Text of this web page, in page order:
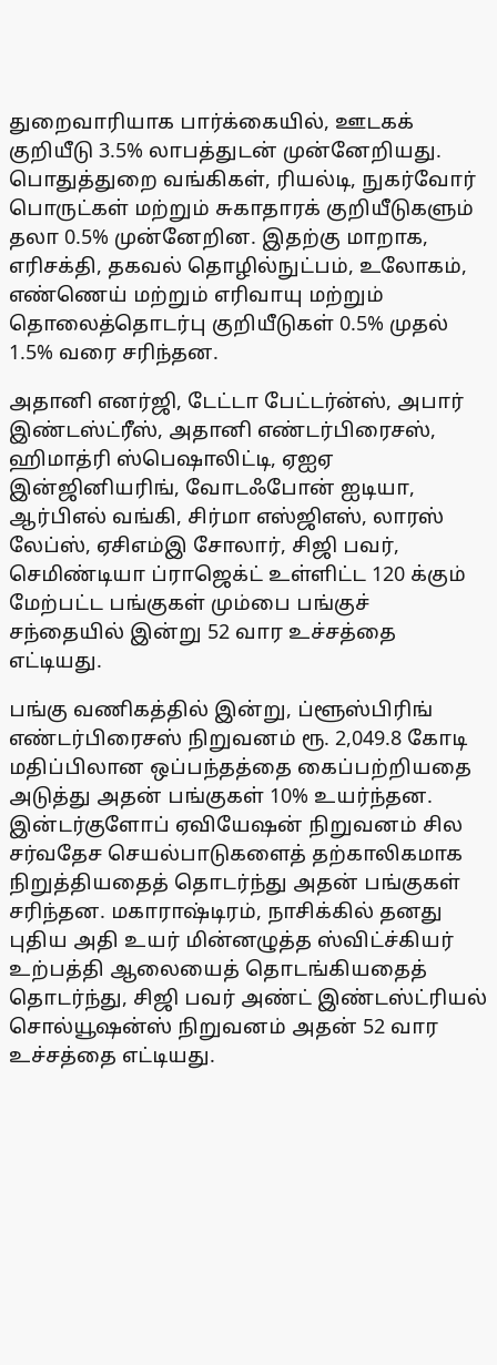
துறைவாரியாக பார்க்கையில், ஊடகக்
குறியீடு 3.5% லாபத்துடன் முன்னேறியது.
பொதுத்துறை வங்கிகள், ரியல்டி, நுகர்வோர்
பொருட்கள் மற்றும் சுகாதாரக் குறியீடுகளும்
தலா 0.5% முன்னேறின. இதற்கு மாறாக,
எரிசக்தி, தகவல் தொழில்நுட்பம், உலோகம்,
எண்ணெய் மற்றும் எரிவாயு மற்றும்
தொலைத்தொடர்பு குறியீடுகள் 0.5% முதல்
1.5% வரை சரிந்தன.
அதானி எனர்ஜி, டேட்டா பேட்டர்ன்ஸ், அபார்
இண்டஸ்ட்ரீஸ், அதானி எண்டர்பிரைசஸ்,
ஹிமாத்ரி ஸ்பெஷாலிட்டி, ஏஐஏ
இன்ஜினியரிங், வோடஃபோன் ஐடியா,
ஆர்பிஎல் வங்கி, சிர்மா எஸ்ஜிஎஸ், லாரஸ்
லேப்ஸ், ஏசிஎம்இ சோலார், சிஜி பவர்,
செமிண்டியா ப்ராஜெக்ட் உள்ளிட்ட 120 க்கும்
மேற்பட்ட பங்குகள் மும்பை பங்குச்
சந்தையில் இன்று 52 வார உச்சத்தை
எட்டியது.
பங்கு வணிகத்தில் இன்று, ப்ளூஸ்பிரிங்
எண்டர்பிரைசஸ் நிறுவனம் ரூ. 2,049.8 கோடி
மதிப்பிலான ஒப்பந்தத்தை கைப்பற்றியதை
அடுத்து அதன் பங்குகள் 10% உயர்ந்தன.
இன்டர்குளோப் ஏவியேஷன் நிறுவனம் சில
சர்வதேச செயல்பாடுகளைத் தற்காலிகமாக
நிறுத்தியதைத் தொடர்ந்து அதன் பங்குகள்
சரிந்தன. மகாராஷ்டிரம், நாசிக்கில் தனது
புதிய அதி உயர் மின்னழுத்த ஸ்விட்ச்கியர்
உற்பத்தி ஆலையைத் தொடங்கியதைத்
தொடர்ந்து, சிஜி பவர் அண்ட் இண்டஸ்ட்ரியல்
சொல்யூஷன்ஸ் நிறுவனம் அதன் 52 வார
உச்சத்தை எட்டியது.